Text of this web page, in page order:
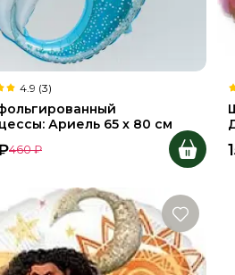
4.9 (3)
Ариель 65 х 80 см
460 ₽